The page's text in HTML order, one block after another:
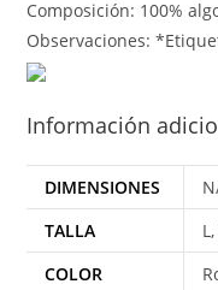
Composición: 100%
Observaciones:
Información
DIMENSIONES
TALLA
COLOR